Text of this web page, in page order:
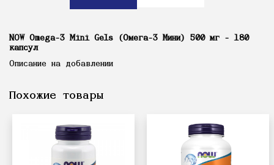
NOW Omega-3 Mini Gels (Омега-3 Мини) 500 мг - 180
капсул
Описание на добавлении
Похожие товары